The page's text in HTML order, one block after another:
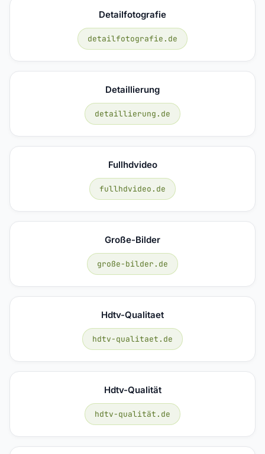
Detailfotografie
detailfotografie.de
Detaillierung
detaillierung.de
Fullhdvideo
fullhdvideo.de
Große-Bilder
große-bilder.de
Hdtv-Qualitaet
hdtv-qualitaet.de
Hdtv-Qualität
hdtv-qualität.de